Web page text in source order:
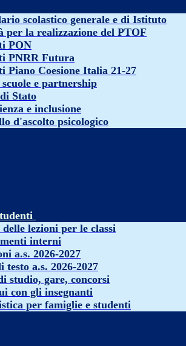
scolastico generale e di Istituto
per la realizzazione del PTOF
PON
PNRR Futura
Piano Coesione Italia 21-27
e partnership
Stato
e inclusione
d'ascolto psicologico
lezioni per le classi
interni
a.s. 2026-2027
a.s. 2026-2027
studio, gare, concorsi
con gli insegnanti
per famiglie e studenti